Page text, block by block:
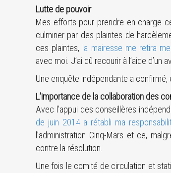
Lutte de pouvoir
Mes efforts pour prendre en charge
culminer par des plaintes de
ces plaintes, la mairesse me retira
avec moi. J’ai dû recourir à l’aide d’un
Une enquête indépendante a
L’importance de la collaboration des
Avec l’appui des conseillères
de juin 2014 a rétabli ma
l’administration Cinq-Mars et ce,
contre la résolution.
Une fois le comité de circulation et